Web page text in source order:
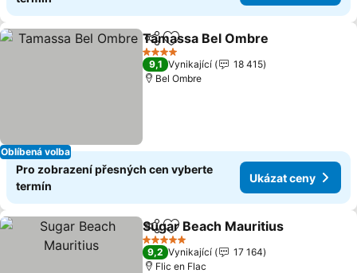
Oblíbená volba
SdíletPřidat na seznam oblíbených
Tamassa Bel Ombre
4 Počet hvězdiček
9,1 Vynikající
18 415
Bel Ombre
Pro zobrazení přesných cen vyberte
termín
Ukázat ceny
SdíletPřidat na seznam oblíbených
Sugar Beach Mauritius
5 Počet hvězdiček
9,2 Vynikající
17 164
Flic en Flac